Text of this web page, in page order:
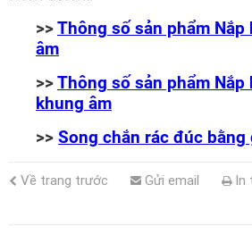
>>Thông số sản phẩm Nắp
âm
>>Thông số sản phẩm Nắp
khung âm
>> Song chắn rác đúc bằng
Về trang trước Gửi email In